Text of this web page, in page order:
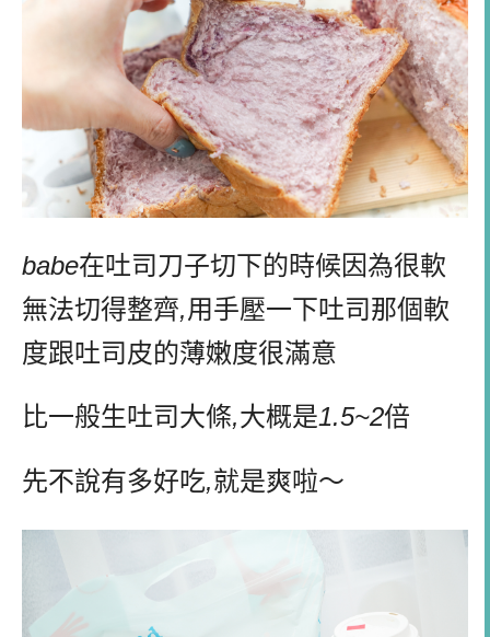
babe在吐司刀子切下的時候因為很軟
無法切得整齊,用手壓一下吐司那個軟
度跟吐司皮的薄嫩度很滿意
比一般生吐司大條,大概是1.5~2倍
先不說有多好吃,就是爽啦～